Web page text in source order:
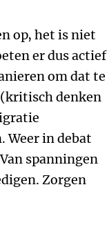
op, het is niet
er dus actief
om dat te
(kritisch denken
Weer in debat
spanningen
Zorgen